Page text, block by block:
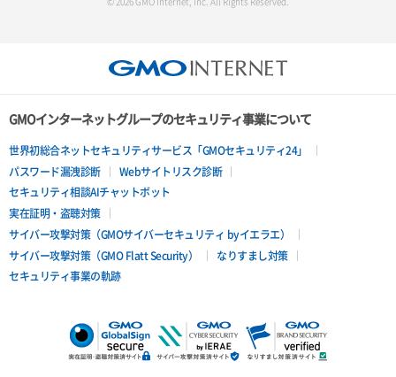
GMOインターネットグループのセキュリティ事業について
世界初総合ネットセキュリティサービス「GMOセキュリティ24」
パスワード漏洩診断
Webサイトリスク診断
セキュリティ相談AIチャットボット
実在証明・盗聴対策
サイバー攻撃対策（GMOサイバーセキュリティ byイエラエ）
サイバー攻撃対策（GMO Flatt Security）
なりすまし対策
セキュリティ事業の軌跡